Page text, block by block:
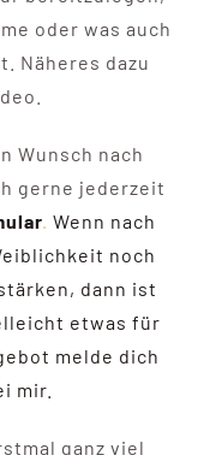
oder was auch
Näheres dazu
Wunsch nach
gerne jederzeit
. Wenn nach
noch
dann ist
etwas für
melde dich
mir.
ganz viel